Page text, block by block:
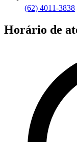
(62) 4011-3838
Horário de